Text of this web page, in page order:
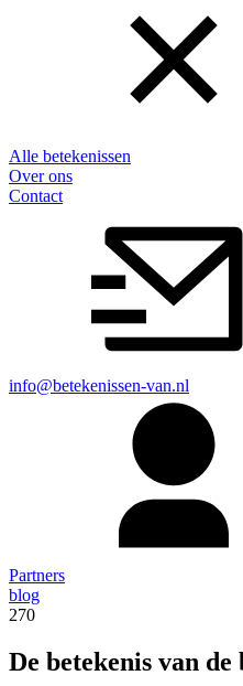
Alle betekenissen
Over ons
Contact
info@betekenissen-van.nl
Partners
blog
270
De betekenis van de